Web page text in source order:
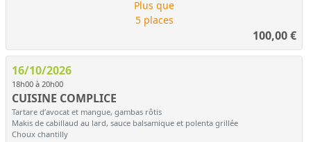
Plus que
5 places
100,00€
16/10/2026
18h00 à 20h00
CUISINE COMPLICE
Tartare d’avocat et mangue, gambas rôtis
Makis de cabillaud au lard, sauce balsamique et polenta grillée
Choux chantilly